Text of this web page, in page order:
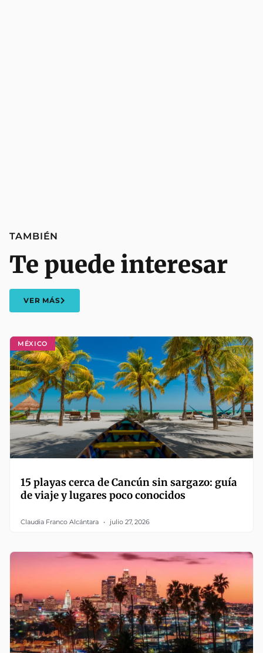
MÉXICO
15 playas cerca de Cancún sin sargazo: guía
de viaje y lugares poco conocidos
Claudia Franco Alcántara julio 27, 2026
TAMBIÉN
Te puede interesar
VER MÁS